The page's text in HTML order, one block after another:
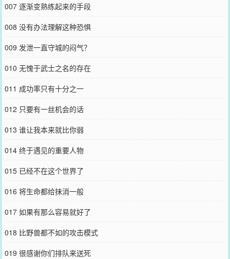
007 逐渐变熟练起来的手段
008 没有办法理解这种恐惧
009 发泄一直守城的闷气？
010 无愧于武士之名的存在
011 成功率只有十分之一
012 只要有一丝机会的话
013 谁让我本来就比你弱
014 终于遇见的重要人物
015 已经不在这个世界了
016 将生命都给抹消一般
017 如果有那么容易就好了
018 比野兽都不如的攻击模式
019 很感谢你们排队来送死